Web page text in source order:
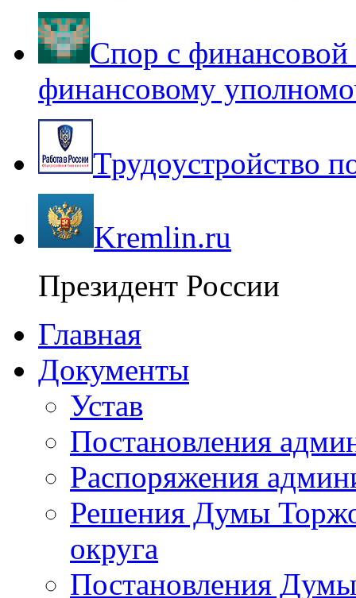
Спор с финансовой
финансовому
Трудоустройство
Kremlin.ru
Президент России
Главная
Документы
Устав
Постановления
Распоряжения
Решения Думы
округа
Постановления